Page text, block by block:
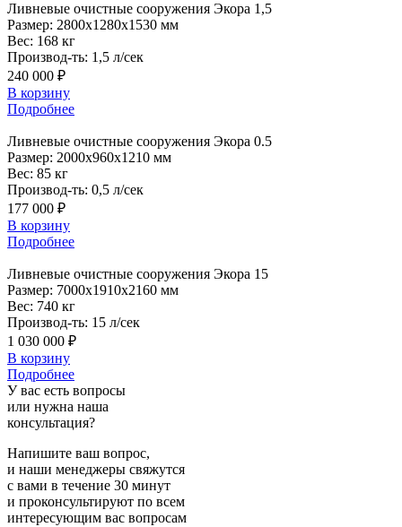
Ливневые очистные сооружения Экора 1,5
Размер: 2800x1280x1530 мм
Вес: 168 кг
Производ-ть: 1,5 л/сек
240 000 ₽
В корзину
Подробнее
Ливневые очистные сооружения Экора 0.5
Размер: 2000x960x1210 мм
Вес: 85 кг
Производ-ть: 0,5 л/сек
177 000 ₽
В корзину
Подробнее
Ливневые очистные сооружения Экора 15
Размер: 7000x1910x2160 мм
Вес: 740 кг
Производ-ть: 15 л/сек
1 030 000 ₽
В корзину
Подробнее
У вас есть вопросы
или нужна наша
консультация?
Напишите ваш вопрос,
и наши менеджеры свяжутся
с вами в течение 30 минут
и проконсультируют по всем
интересующим вас вопросам